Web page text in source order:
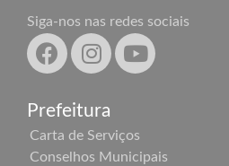
Siga-nos nas redes sociais
Prefeitura
Carta de Serviços
Conselhos Municipais